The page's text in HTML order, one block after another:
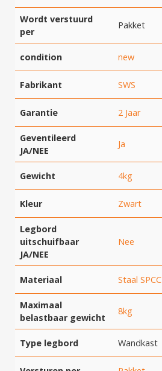
Wordt verstuurd
per
Pakket
condition new
Fabrikant SWS
Garantie 2 Jaar
Geventileerd
JA/NEE
Ja
Gewicht 4kg
Kleur Zwart
Legbord
uitschuifbaar
JA/NEE
Nee
Materiaal Staal SPCC
Maximaal
belastbaar gewicht
8kg
Type legbord Wandkast